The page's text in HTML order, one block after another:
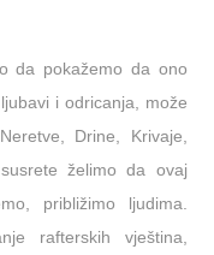
da pokažemo da ono
i odricanja, može
Drine, Krivaje,
želimo da ovaj
približimo ljudima.
rafterskih vještina,